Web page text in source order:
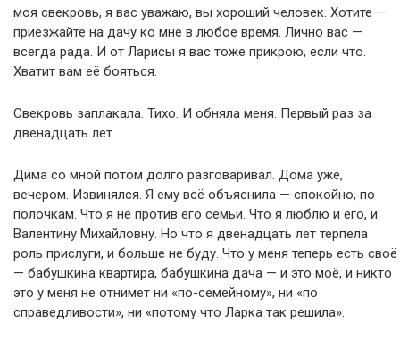
моя свекровь, я вас уважаю, вы хороший человек. Хотите —
приезжайте на дачу ко мне в любое время. Лично вас —
всегда рада. И от Ларисы я вас тоже прикрою, если что.
Хватит вам её бояться.
Свекровь заплакала. Тихо. И обняла меня. Первый раз за
двенадцать лет.
Дима со мной потом долго разговаривал. Дома уже,
вечером. Извинялся. Я ему всё объяснила — спокойно, по
полочкам. Что я не против его семьи. Что я люблю и его, и
Валентину Михайловну. Но что я двенадцать лет терпела
роль прислуги, и больше не буду. Что у меня теперь есть своё
— бабушкина квартира, бабушкина дача — и это моё, и никто
это у меня не отнимет ни «по-семейному», ни «по
справедливости», ни «потому что Ларка так решила».